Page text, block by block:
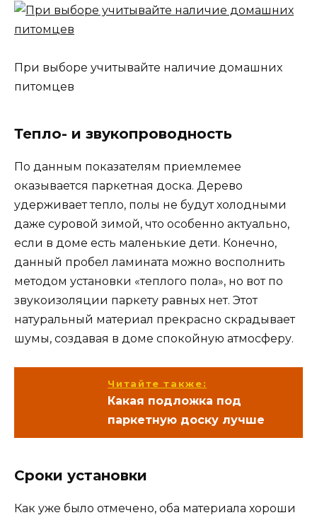
При выборе учитывайте наличие домашних
питомцев
Тепло- и звукопроводность
По данным показателям приемлемее
оказывается паркетная доска. Дерево
удерживает тепло, полы не будут холодными
даже суровой зимой, что особенно актуально,
если в доме есть маленькие дети. Конечно,
данный пробел ламината можно восполнить
методом установки «теплого пола», но вот по
звукоизоляции паркету равных нет. Этот
натуральный материал прекрасно скрадывает
шумы, создавая в доме спокойную атмосферу.
Читайте также:
Какая подложка под
паркетную доску лучше
Сроки установки
Как уже было отмечено, оба материала хороши